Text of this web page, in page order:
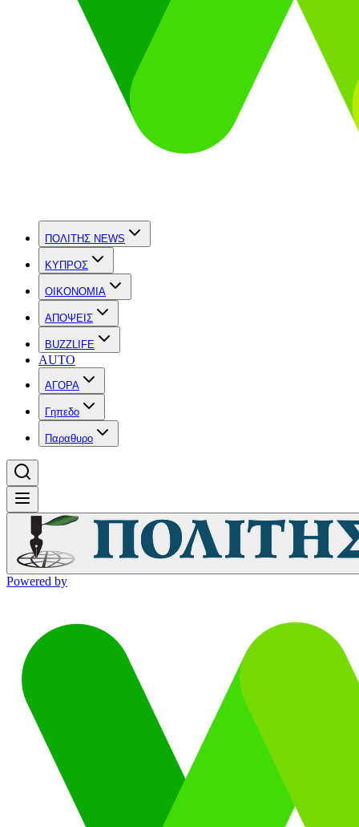
ΠΟΛΙΤΗΣ NEWS
ΚΥΠΡΟΣ
OIKONOMIA
ΑΠΟΨΕΙΣ
BUZZLIFE
AUTO
ΑΓΟΡΑ
Γηπεδο
Παραθυρο
Powered by